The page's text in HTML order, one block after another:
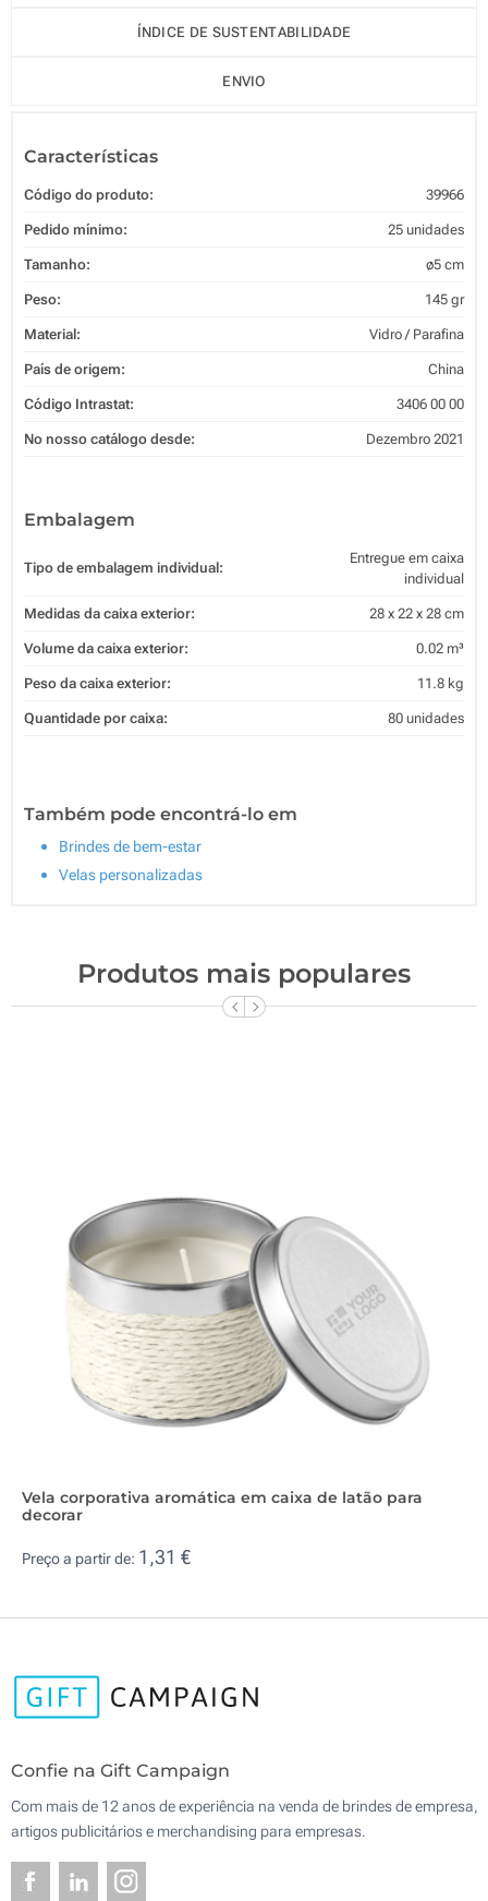
ÍNDICE DE SUSTENTABILIDADE
ENVIO
Características
Código do produto: 39966
Pedido mínimo: 25 unidades
Tamanho: ø5 cm
Peso: 145 gr
Material: Vidro / Parafina
País de origem: China
Código Intrastat: 3406 00 00
No nosso catálogo desde: Dezembro 2021
Embalagem
Tipo de embalagem individual:
Entregue em caixa
individual
Medidas da caixa exterior: 28 x 22 x 28 cm
Volume da caixa exterior: 0.02 m³
Peso da caixa exterior: 11.8 kg
Quantidade por caixa: 80 unidades
Também pode encontrá-lo em
Brindes de bem-estar
Velas personalizadas
Produtos mais populares
Vela corporativa aromática em caixa de latão para
decorar
Preço a partir de: 1,31 €
Confie na Gift Campaign
Com mais de 12 anos de experiência na venda de brindes de empresa,
artigos publicitários e merchandising para empresas.